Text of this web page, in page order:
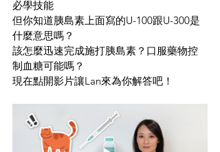
必學技能
但你知道胰島素上面寫的U-100跟U-300是
什麼意思嗎？
該怎麼迅速完成施打胰島素？口服藥物控
制血糖可能嗎？
現在點開影片讓Lan來為你解答吧！